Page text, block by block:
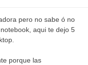
pero no sabe ó no
aqui te dejo 5
porque las